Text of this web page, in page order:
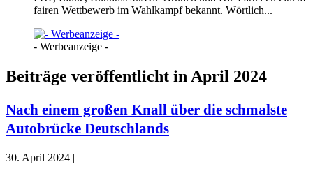
fairen Wettbewerb im Wahlkampf bekannt. Wörtlich...
- Werbeanzeige -
Beiträge veröffentlicht in April 2024
Nach einem großen Knall über die schmalste
Autobrücke Deutschlands
30. April 2024 |